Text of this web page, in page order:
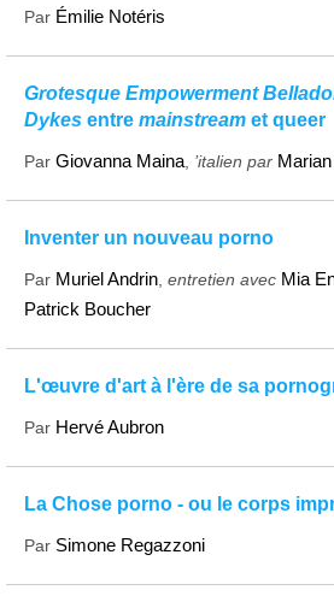
Par Émilie Notéris
Grotesque Empowerment
Dykes entre mainstream et queer
Par Giovanna Maina ’italien par
Inventer un nouveau porno
Par Muriel Andrin entretien avec Mia
Patrick Boucher
L'œuvre d'art à l'ère de sa
Par Hervé Aubron
La Chose porno - ou le corps
Par Simone Regazzoni